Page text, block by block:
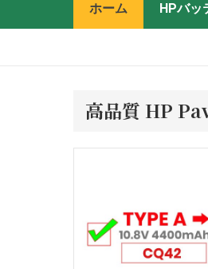
ホーム HPバッ
高品質 HP